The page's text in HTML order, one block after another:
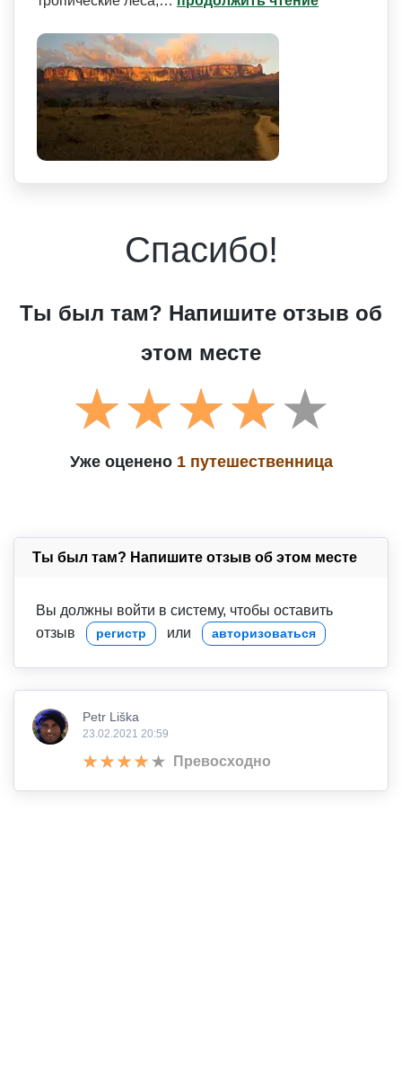
Спасибо!
Ты был там? Напишите отзыв об
этом месте
Уже оценено 1 путешественница
Ты был там? Напишите отзыв об этом месте
Вы должны войти в систему, чтобы оставить
отзыв
регистр или авторизоваться
Petr Liška
23.02.2021 20:59
Превосходно